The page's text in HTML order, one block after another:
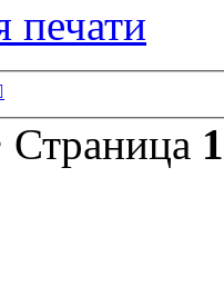
печати
Страница 1